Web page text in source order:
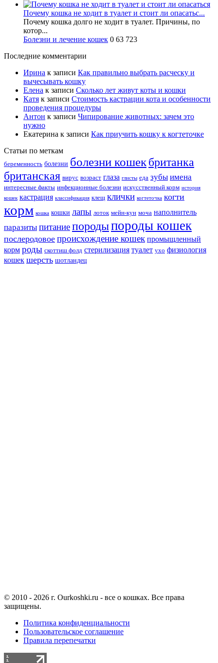
Почему кошка не ходит в туалет и стоит ли опасатьс...
Почему кошка долго не ходит в туалет. Причины, по
котор...
Болезни и лечение кошек 0 63 723
Последние комментарии
Ирина к записи Как правильно выбрать расческу и
вычесывать кошку
Елена к записи Сколько лет живут коты и кошки
Катя к записи Стоимость кастрации кота и особенности
проведения процедуры
Антон к записи Чипирование животных: зачем это
нужно
Екатерина к записи Как приучить кошку к когтеточке
Статьи по меткам
беременность болезни болезни кошекбританка
британская вирус возраст глаза глисты еда зубы имена
интересные факты инфекционные болезни искусственный корм история
кошек кастрация классификация клещ клички когтеточка когти
корм кошка кошки лапы лоток мейн-кун моча наполнитель
паразиты питаниепородыпороды кошек
послеродовое происхождение кошек промыщленный
корм роды скоттиш фолд стерилизация туалет ухо физиология
кошек шерсть шотландец
© 2010 - 2026 г. Ourkoshki.ru - все о кошках. Все права
защищены.
Политика конфиденциальности
Пользовательское соглашение
Правила перепечатки